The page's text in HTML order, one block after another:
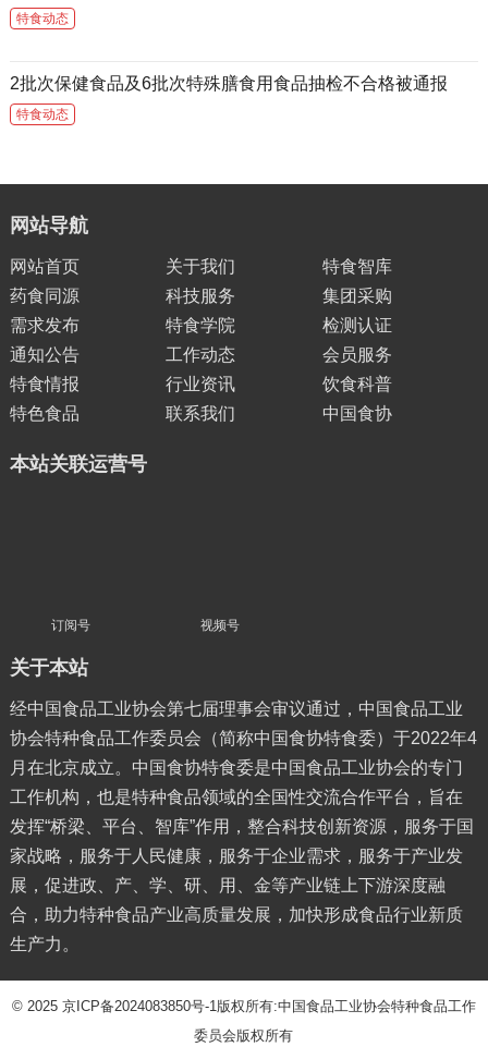
特食动态
2批次保健食品及6批次特殊膳食用食品抽检不合格被通报
特食动态
网站导航
网站首页 关于我们
特食智库
药食同源
科技服务
集团采购
需求发布
特食学院
检测认证
通知公告
工作动态
会员服务
特食情报
行业资讯
饮食科普
特色食品
联系我们 中国食协
本站关联运营号
订阅号 视频号
关于本站
经中国食品工业协会第七届理事会审议通过，中国食品工业
协会特种食品工作委员会（简称中国食协特食委）于2022年4
月在北京成立。中国食协特食委是中国食品工业协会的专门
工作机构，也是特种食品领域的全国性交流合作平台，旨在
发挥“桥梁、平台、智库”作用，整合科技创新资源，服务于国
家战略，服务于人民健康，服务于企业需求，服务于产业发
展，促进政、产、学、研、用、金等产业链上下游深度融
合，助力特种食品产业高质量发展，加快形成食品行业新质
生产力。
© 2025 京ICP备2024083850号-1 版权所有:中国食品工业协会特种食品工作
委员会版权所有